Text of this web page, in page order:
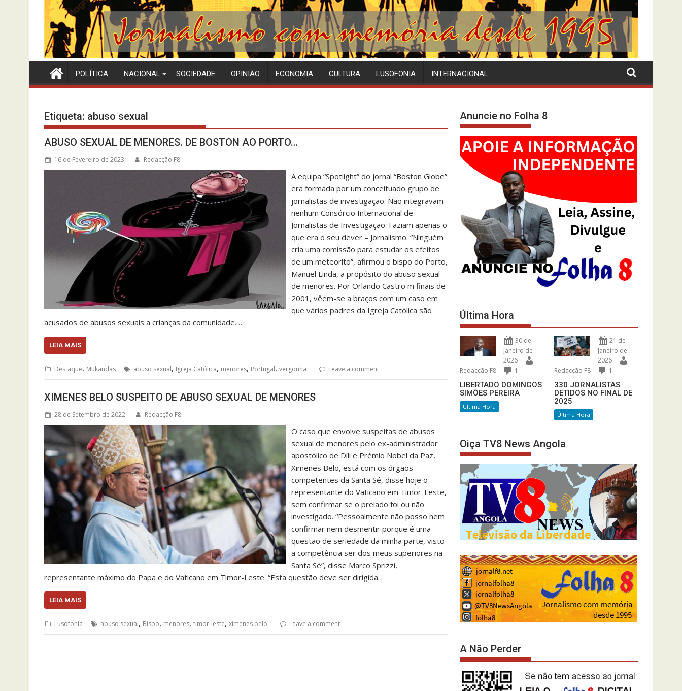
POLÍTICA NACIONAL SOCIEDADE OPINIÃO ECONOMIA CULTURA LUSOFONIA INTERNACIONAL
Etiqueta: abuso sexual
ABUSO SEXUAL DE MENORES. DE BOSTON AO PORTO…
16 de Fevereiro de 2023 Redacção F8
A equipa “Spotlight” do jornal “Boston Globe”
era formada por um conceituado grupo de
jornalistas de investigação. Não integravam
nenhum Consórcio Internacional de
Jornalistas de Investigação. Faziam apenas o
que era o seu dever – Jornalismo. “Ninguém
cria uma comissão para estudar os efeitos
de um meteorito”, afirmou o bispo do Porto,
Manuel Linda, a propósito do abuso sexual
de menores. Por Orlando Castro m finais de
2001, vêem-se a braços com um caso em
que vários padres da Igreja Católica são
acusados de abusos sexuais a crianças da comunidade.…
LEIA MAIS
Destaque, Mukandas abuso sexual, Igreja Católica, menores, Portugal, vergonha Leave a comment
XIMENES BELO SUSPEITO DE ABUSO SEXUAL DE MENORES
28 de Setembro de 2022 Redacção F8
O caso que envolve suspeitas de abusos
sexual de menores pelo ex-administrador
apostólico de Díli e Prémio Nobel da Paz,
Ximenes Belo, está com os órgãos
competentes da Santa Sé, disse hoje o
representante do Vaticano em Timor-Leste,
sem confirmar se o prelado foi ou não
investigado. “Pessoalmente não posso nem
confirmar nem desmentir porque é uma
questão de seriedade da minha parte, visto
a competência ser dos meus superiores na
Santa Sé”, disse Marco Sprizzi,
representante máximo do Papa e do Vaticano em Timor-Leste. “Esta questão deve ser dirigida…
LEIA MAIS
Lusofonia abuso sexual, Bispo, menores, timor-leste, ximenes belo Leave a comment
Anuncie no Folha 8
Última Hora
30 de
Janeiro de
2026
Redacção F8
1
LIBERTADO DOMINGOS
SIMÕES PEREIRA
Última Hora
21 de
Janeiro de
2026
Redacção F8
1
330 JORNALISTAS
DETIDOS NO FINAL DE
2025
Última Hora
Oiça TV8 News Angola
A Não Perder